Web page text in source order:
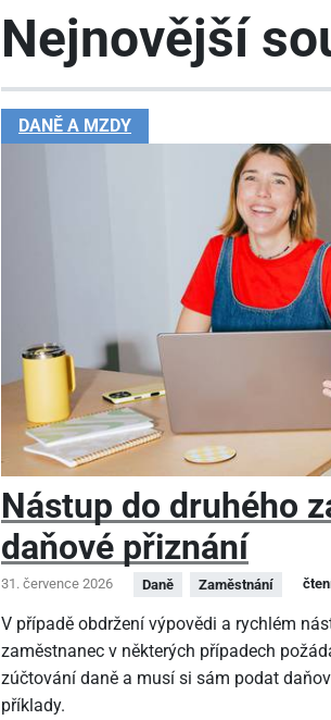
Nejnovější
DANĚ A MZDY
Nástup do druhého
daňové přiznání
31. července 2026 Daně Zaměstnání
V případě obdržení výpovědi a rychlém
zaměstnanec v některých případech
zúčtování daně a musí si sám podat
příklady.